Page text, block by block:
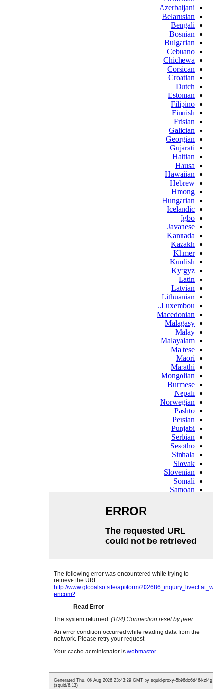
Azerbaijani
Belarusian
Bengali
Bosnian
Bulgarian
Cebuano
Chichewa
Corsican
Croatian
Dutch
Estonian
Filipino
Finnish
Frisian
Galician
Georgian
Gujarati
Haitian
Hausa
Hawaiian
Hebrew
Hmong
Hungarian
Icelandic
Igbo
Javanese
Kannada
Kazakh
Khmer
Kurdish
Kyrgyz
Latin
Latvian
Lithuanian
Luxembou..
Macedonian
Malagasy
Malay
Malayalam
Maltese
Maori
Marathi
Mongolian
Burmese
Nepali
Norwegian
Pashto
Persian
Punjabi
Serbian
Sesotho
Sinhala
Slovak
Slovenian
Somali
Samoan
Swahili
Tajik
Telugu
Ukrainian
Urdu
Xhosa
Yiddish
Kinyarwanda
Oriya
Turkmen